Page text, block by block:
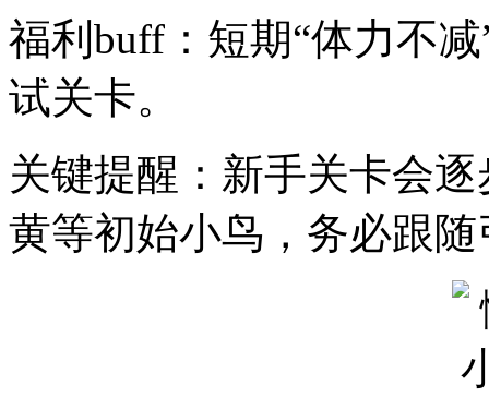
福利buff：短期“体力不
试关卡。
关键提醒：新手关卡会
黄等初始小鸟，务必跟